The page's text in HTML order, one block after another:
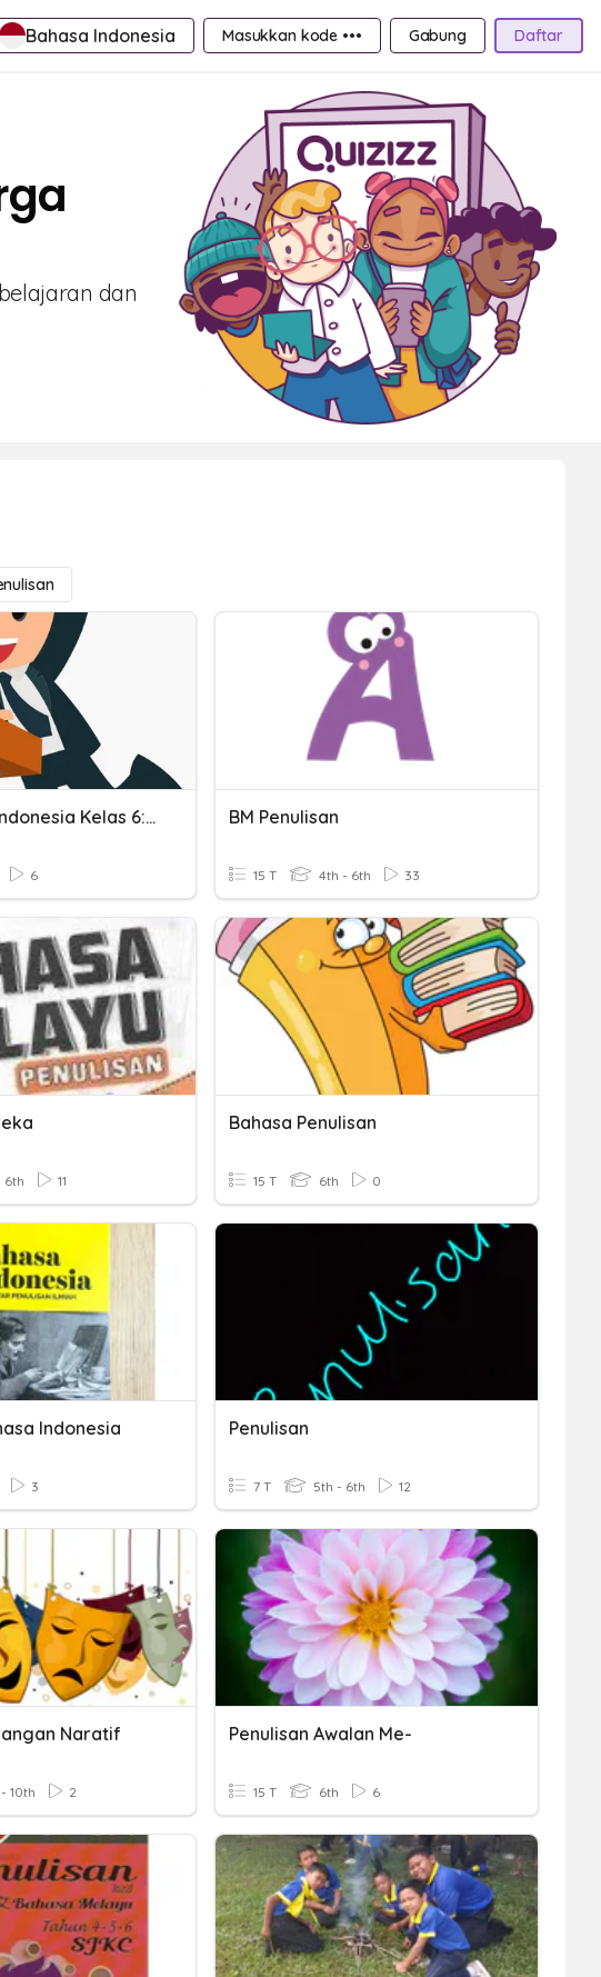
Bahasa Indonesia Masukkan kode ••• Gabung Daftar
dan
Kuis Bahasa Indonesia Kelas 6: Penulisan Pidato
6
BM Penulisan
15 T 4th - 6th 33
6th 11
Bahasa Penulisan
15 T 6th 0
Indonesia
3
Penulisan
7 T 5th - 6th 12
Naratif
10th 2
Penulisan Awalan Me-
15 T 6th 6